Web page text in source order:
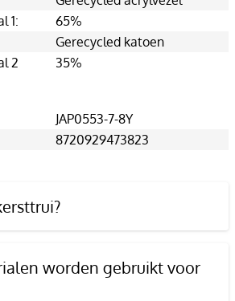
1:
65%
Gerecycled katoen
2
35%
JAP0553-7-8Y
8720929473823
worden gebruikt voor